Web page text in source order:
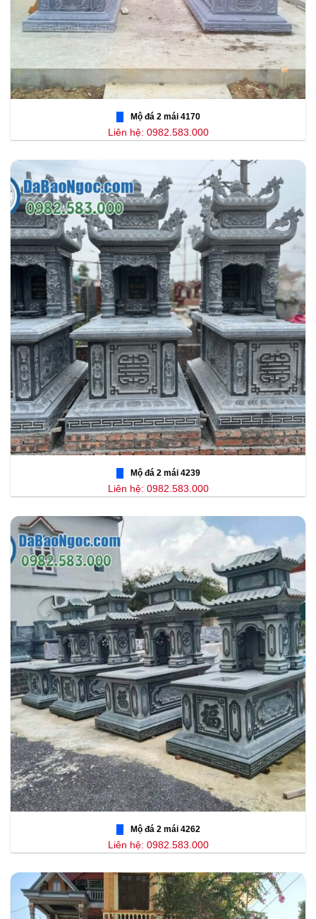
Mộ đá 2 mái 4170
Liên hệ: 0982.583.000
Mộ đá 2 mái 4239
Liên hệ: 0982.583.000
Mộ đá 2 mái 4262
Liên hệ: 0982.583.000